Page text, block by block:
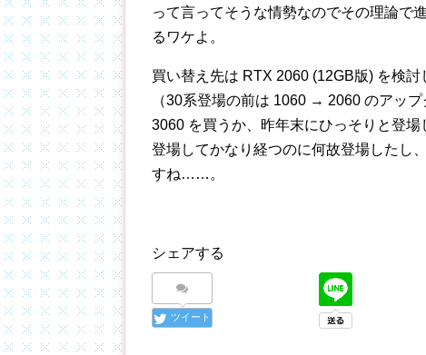
って言ってそうな情勢なのでその理論で
るワケよ。
買い替え先は RTX 2060 (12GB版) を検
（30系登場の前は 1060 → 2060 のアッ
3060 を買うか、昨年末にひっそりと登
登場してかなり経つのに何故登場したし
すね……。
シェアする
ツイート